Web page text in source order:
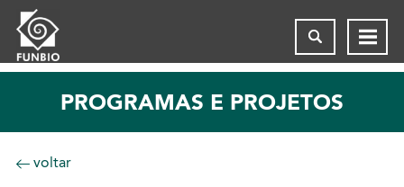
PROGRAMAS E PROJETOS
voltar